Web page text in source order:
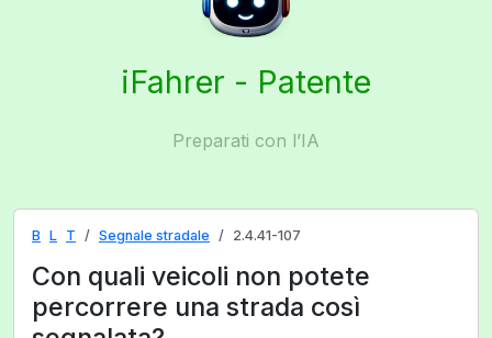
iFahrer - Patente
Preparati con l’IA
B L T Segnale stradale 2.4.41-107
Con quali veicoli non potete
percorrere una strada così